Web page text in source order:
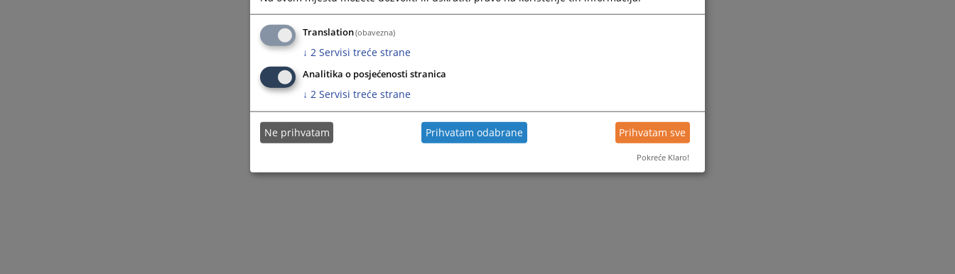
Translation(obavezna)
↓ 2 Servisi treće strane
Analitika o posjećenosti stranica
↓ 2 Servisi treće strane
Ne prihvatam Prihvatam odabrane Prihvatam sve
Pokreće Klaro!